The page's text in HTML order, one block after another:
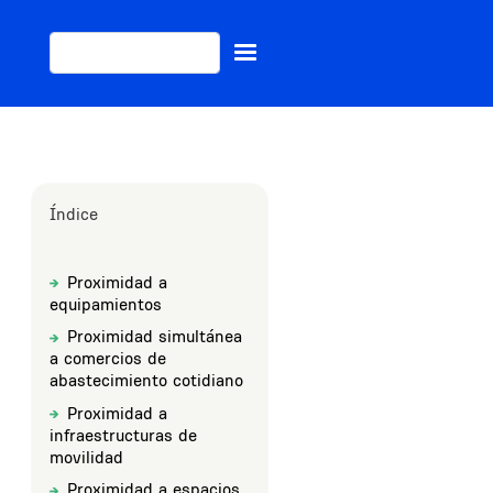
Índice
Sections
TitleProximidad a
equipamientos
TitleProximidad simultánea
a comercios de
abastecimiento cotidiano
TitleProximidad a
infraestructuras de
movilidad